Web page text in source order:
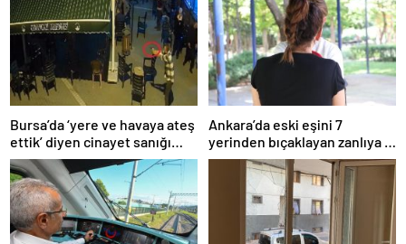
Bursa’da ‘yere ve havaya ateş
ettik’ diyen cinayet sanığı
kardeşlere indirimsiz
müebbet hapis
Ankara’da eski eşini 7
yerinden bıçaklayan zanlıya 9
ayda tahliye